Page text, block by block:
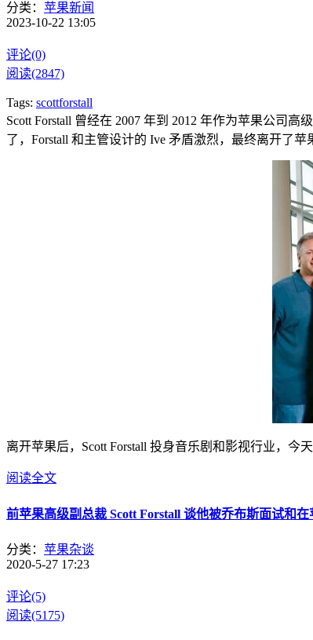
分类： 苹果新闻
2023-10-22 13:05
评论(0)
阅读(2847)
Tags: scottforstall
Scott Forstall 曾经在 2007 年到 2012 年作为苹果公司
了，Forstall 和主管设计的 Ive 矛盾激烈，最终离开了苹
离开苹果后，Scott Forstall 投身音乐剧和影视行业，今
阅读全文
前苹果高级副总裁 Scott Forstall 谈他被乔布斯面试和
分类： 苹果杂谈
2020-5-27 17:23
评论(5)
阅读(5175)